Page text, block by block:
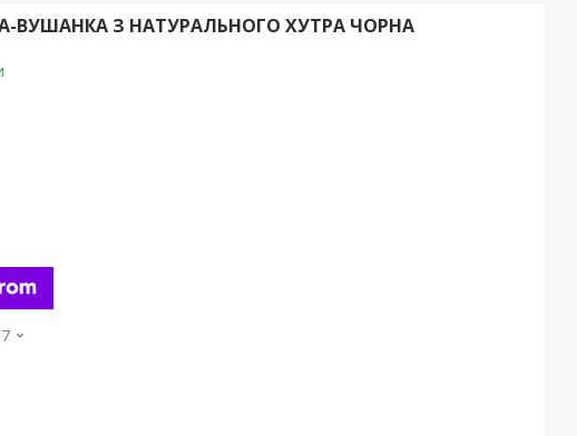
ВУШАНКА З НАТУРАЛЬНОГО ХУТРА ЧОРНА